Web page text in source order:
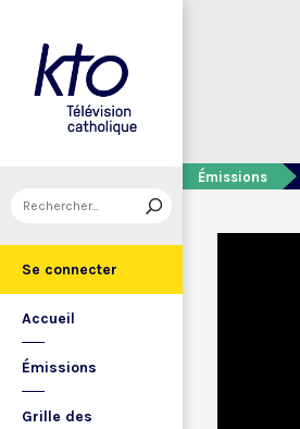
Se connecter
Accueil
Émissions
Grille des
Émissions